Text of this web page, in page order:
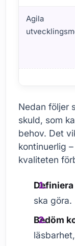
Agila
Nedan följer
skuld, som
behov. Det
kontinuerlig
kvaliteten
ska göra.
Bedöm